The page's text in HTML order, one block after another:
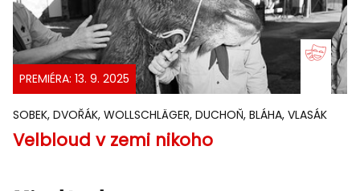
PREMIÉRA: 13. 9. 2025
SOBEK, DVOŘÁK, WOLLSCHLÄGER, DUCHOŇ, BLÁHA, VLASÁK
Velbloud v zemi nikoho